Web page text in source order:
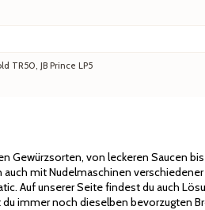
TR50, JB Prince LP5
von leckeren Saucen
mit Nudelmaschinen
Auf unserer Seite findest du auch
immer noch dieselben bevorzugten